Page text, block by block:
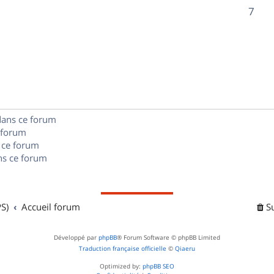
s
o
e
7R
ce forum
forum
ce forum
Accueil forum
Développé par phpBB® Forum Software © phpBB Limited
Traduction française officielle © Qiaeru
Optimized by: phpBB SEO